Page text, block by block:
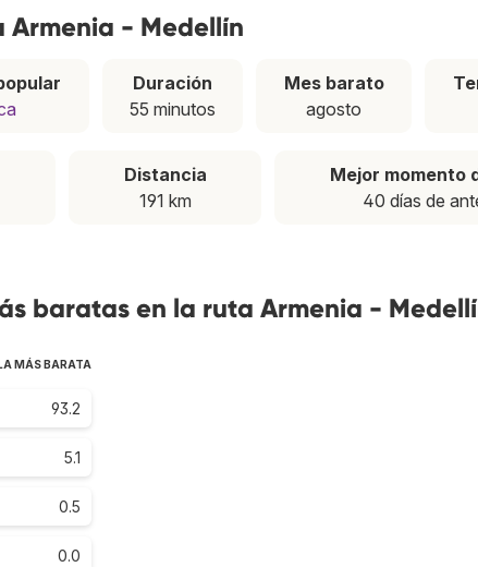
Armenia - Medellín
Duración
55 minutos
Mes barato
agosto
Distancia
191 km
Mejor momento
40 días de
baratas en la ruta Armenia -
MÁS BARATA
93.2
5.1
0.5
0.0